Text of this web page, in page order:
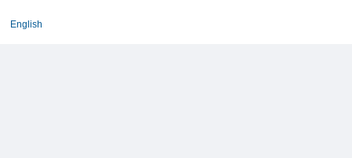
English